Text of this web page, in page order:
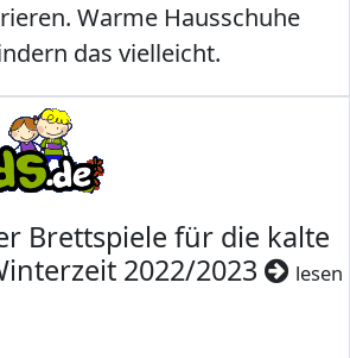
Warme Hausschuhe
das vielleicht.
Brettspiele für die kalte
2022/2023
lesen